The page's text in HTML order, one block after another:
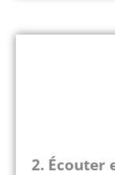
2. Écouter